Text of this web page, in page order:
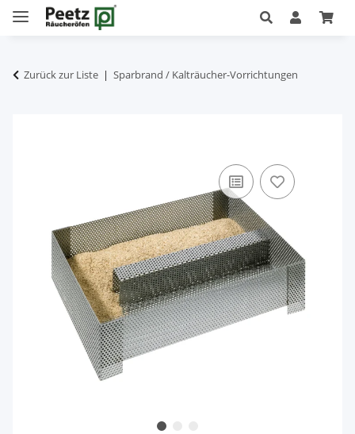
Zurück zur Liste Sparbrand / Kalträucher-Vorrichtungen